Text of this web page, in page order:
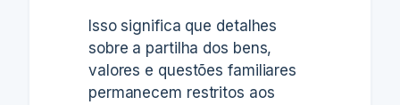
Isso significa que detalhes
sobre a partilha dos bens,
valores e questões familiares
permanecem restritos aos